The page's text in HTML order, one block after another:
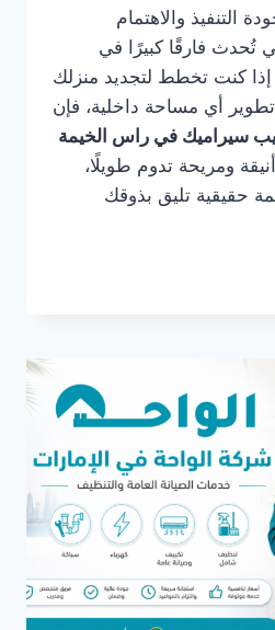
التنفيذ والاهتمام
تُحدث فارقًا كبيرًا في
إذا كنت تخطط لتجديد منزلك
أي مساحة داخلية، فإن
سيراميك في راس الخيمة
ومريحة تدوم طويلًا،
حقيقية تليق بذوقك